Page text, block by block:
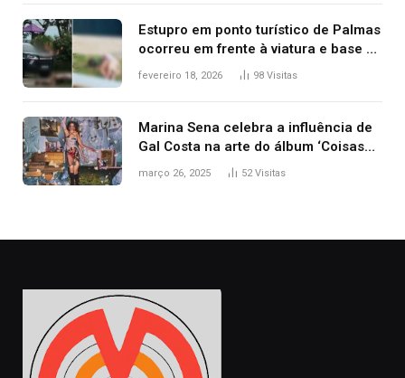
Estupro em ponto turístico de Palmas
ocorreu em frente à viatura e base de
segurança; polícia investiga
fevereiro 18, 2026 98 Visitas
Marina Sena celebra a influência de
Gal Costa na arte do álbum ‘Coisas
naturais’
março 26, 2025 52Visitas